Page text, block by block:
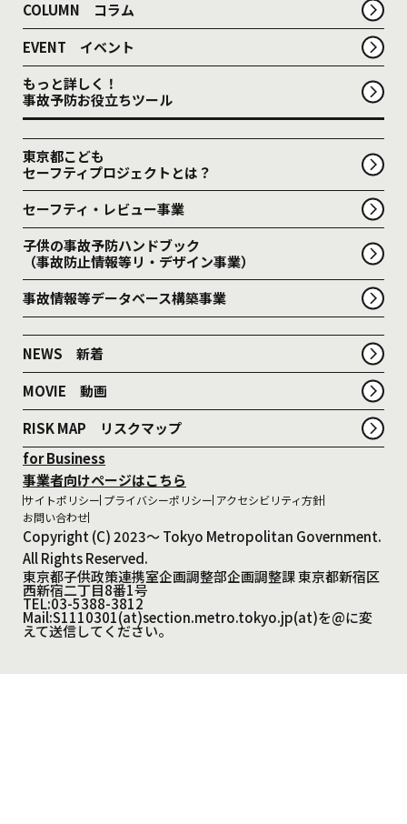
for Business
事業者向けページはこちら
COLUMN コラム
EVENT イベント
もっと詳しく！
事故予防お役立ちツール
東京都こども
セーフティプロジェクトとは？
セーフティ・レビュー事業
子供の事故予防ハンドブック
（事故防止情報等リ・デザイン事業）
事故情報等データベース構築事業
NEWS 新着
MOVIE 動画
RISK MAP リスクマップ
サイトポリシー プライバシーポリシー アクセシビリティ方針
お問い合わせ
Copyright (C) 2023～ Tokyo Metropolitan Government.
All Rights Reserved.
東京都子供政策連携室企画調整部企画調整課 東京都新宿区
西新宿二丁目8番1号
TEL:03-5388-3812
Mail:S1110301(at)section.metro.tokyo.jp(at)を@に変
えて送信してください。